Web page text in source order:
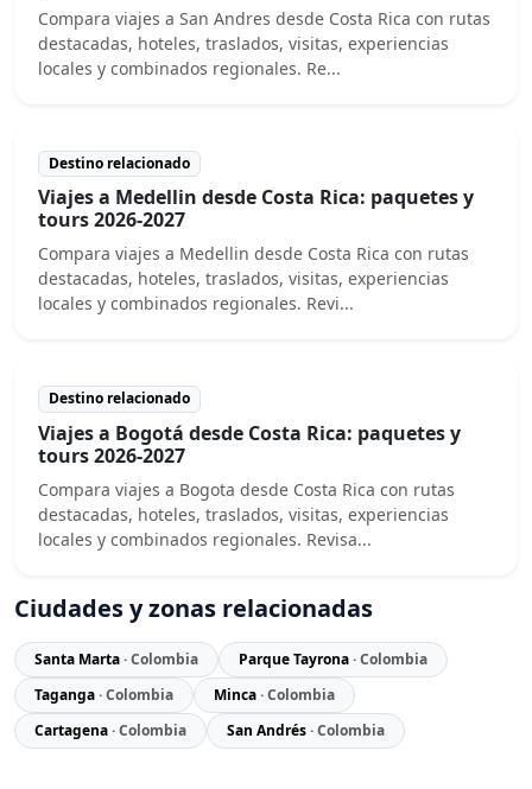
Compara viajes a San Andres desde Costa Rica con rutas
destacadas, hoteles, traslados, visitas, experiencias
locales y combinados regionales. Re...
Destino relacionado
Viajes a Medellin desde Costa Rica: paquetes y
tours 2026-2027
Compara viajes a Medellin desde Costa Rica con rutas
destacadas, hoteles, traslados, visitas, experiencias
locales y combinados regionales. Revi...
Destino relacionado
Viajes a Bogotá desde Costa Rica: paquetes y
tours 2026-2027
Compara viajes a Bogota desde Costa Rica con rutas
destacadas, hoteles, traslados, visitas, experiencias
locales y combinados regionales. Revisa...
Ciudades y zonas relacionadas
Santa Marta· Colombia Parque Tayrona· Colombia
Taganga· Colombia Minca· Colombia
Cartagena· Colombia San Andrés· Colombia